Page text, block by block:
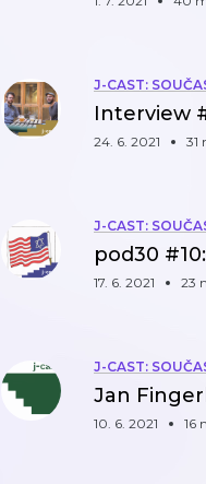
J-CAST:
Interview
24. 6. 2021 31
J-CAST:
pod30
17. 6. 2021 23
J-CAST:
Jan
10. 6. 2021 16